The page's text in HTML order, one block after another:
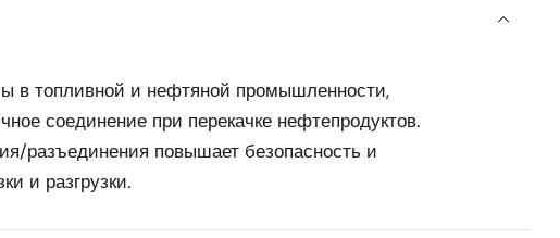
в топливной и нефтяной промышленности,
соединение при перекачке нефтепродуктов.
разъединения повышает безопасность и
и разгрузки.